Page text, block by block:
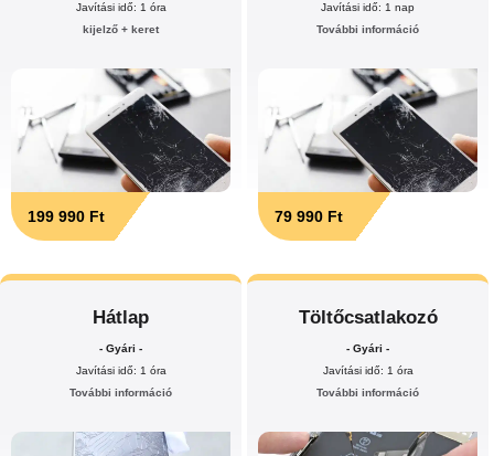
Javítási idő: 1 óra
kijelző + keret
199 990 Ft
Javítási idő: 1 nap
További információ
79 990 Ft
Hátlap
- Gyári -
Javítási idő: 1 óra
További információ
Töltőcsatlakozó
- Gyári -
Javítási idő: 1 óra
További információ